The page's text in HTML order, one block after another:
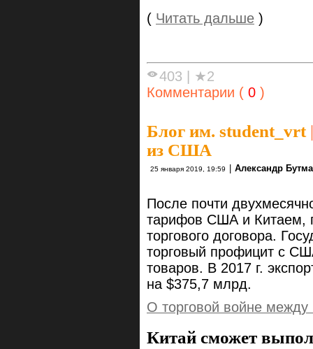
( Читать дальше )
403
★2
Комментарии ( 0 )
Блог им. student_vrt|
из США
25 января 2019, 19:59 Александр
После почти
тарифов США и Китаем,
торгового договора.
торговый профицит с
товаров. В 2017 г.
на $375,7 млрд.
О торговой войне
Китай сможет